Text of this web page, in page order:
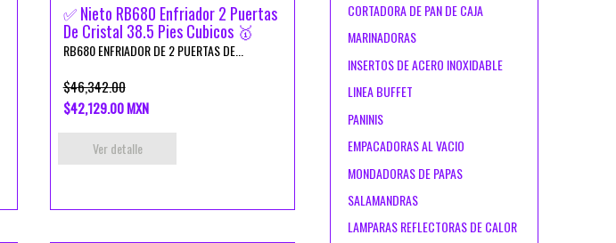
CORTADORA DE PAN DE CAJA
MARINADORAS
INSERTOS DE ACERO INOXIDABLE
LINEA BUFFET
PANINIS
EMPACADORAS AL VACIO
MONDADORAS DE PAPAS
SALAMANDRAS
LAMPARAS REFLECTORAS DE CALOR
✅ Nieto RB680 Enfriador 2 Puertas
De Cristal 38.5 Pies Cubicos 🥇
RB680 ENFRIADOR DE 2 PUERTAS DE...
$46,342.00
$42,129.00 MXN
Ver detalle